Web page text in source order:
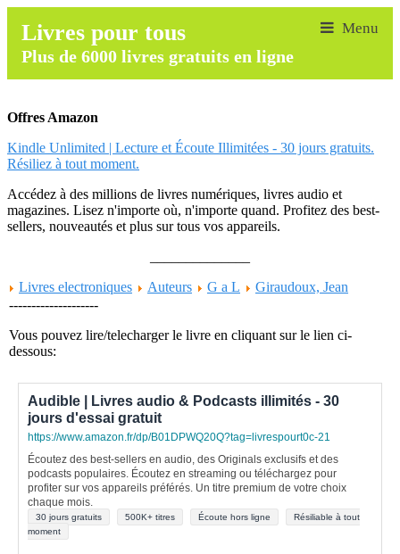
Livres pour tous
Plus de 6000 livres gratuits en ligne
Offres Amazon
Kindle Unlimited | Lecture et Écoute Illimitées - 30 jours gratuits.
Résiliez à tout moment.
Accédez à des millions de livres numériques, livres audio et
magazines. Lisez n'importe où, n'importe quand. Profitez des best-
sellers, nouveautés et plus sur tous vos appareils.
Livres electroniques
Auteurs G a L
Giraudoux, Jean
--------------------
Vous pouvez lire/telecharger le livre en cliquant sur le lien ci-
dessous:
Audible | Livres audio & Podcasts illimités - 30
jours d'essai gratuit
https://www.amazon.fr/dp/B01DPWQ20Q?tag=livrespourt0c-21
Écoutez des best-sellers en audio, des Originals exclusifs et des
podcasts populaires. Écoutez en streaming ou téléchargez pour
profiter sur vos appareils préférés. Un titre premium de votre choix
chaque mois.
30 jours gratuits 500K+ titres Écoute hors ligne
Résiliable à tout
moment